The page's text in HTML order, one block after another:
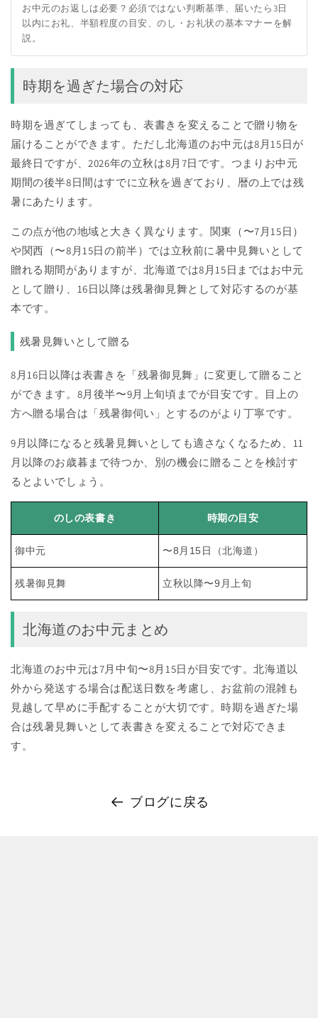
お中元のお返しは必要？必須ではない判断基準、届いたら3日
以内にお礼、半額程度の目安、のし・お礼状の基本マナーを解
説。
時期を過ぎた場合の対応
時期を過ぎてしまっても、表書きを変えることで贈り物を
届けることができます。ただし北海道のお中元は8月15日が
最終日ですが、2026年の立秋は8月7日です。つまりお中元
期間の後半8日間はすでに立秋を過ぎており、暦の上では残
暑にあたります。
この点が他の地域と大きく異なります。関東（〜7月15日）
や関西（〜8月15日の前半）では立秋前に暑中見舞いとして
贈れる期間がありますが、北海道では8月15日まではお中元
として贈り、16日以降は残暑御見舞として対応するのが基
本です。
残暑見舞いとして贈る
8月16日以降は表書きを「残暑御見舞」に変更して贈ること
ができます。8月後半〜9月上旬頃までが目安です。目上の
方へ贈る場合は「残暑御伺い」とするのがより丁寧です。
9月以降になると残暑見舞いとしても適さなくなるため、11
月以降のお歳暮まで待つか、別の機会に贈ることを検討す
るとよいでしょう。
のしの表書き 時期の目安
御中元 〜8月15日（北海道）
残暑御見舞 立秋以降〜9月上旬
北海道のお中元まとめ
北海道のお中元は7月中旬〜8月15日が目安です。北海道以
外から発送する場合は配送日数を考慮し、お盆前の混雑も
見越して早めに手配することが大切です。時期を過ぎた場
合は残暑見舞いとして表書きを変えることで対応できま
す。
ブログに戻る